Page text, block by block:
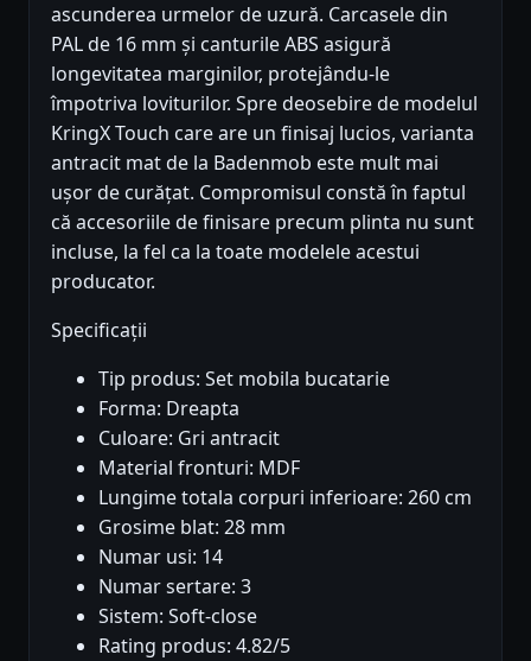
ascunderea urmelor de uzură. Carcasele din
PAL de 16 mm și canturile ABS asigură
longevitatea marginilor, protejându-le
împotriva loviturilor. Spre deosebire de modelul
KringX Touch care are un finisaj lucios, varianta
antracit mat de la Badenmob este mult mai
ușor de curățat. Compromisul constă în faptul
că accesoriile de finisare precum plinta nu sunt
incluse, la fel ca la toate modelele acestui
producator.
Specificații
Tip produs: Set mobila bucatarie
Forma: Dreapta
Culoare: Gri antracit
Material fronturi: MDF
Lungime totala corpuri inferioare: 260 cm
Grosime blat: 28 mm
Numar usi: 14
Numar sertare: 3
Sistem: Soft-close
Rating produs: 4.82/5